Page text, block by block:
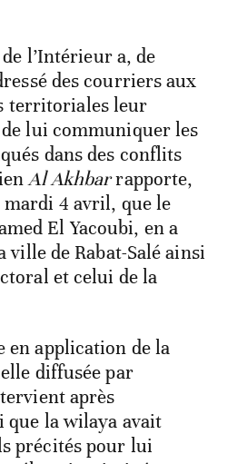
l’Intérieur a, de
des courriers aux
territoriales leur
lui communiquer les
dans des conflits
Al Akhbarrapporte,
4 avril, que le
El Yacoubi, en a
ville de Rabat-Salé ainsi
et celui de la
en application de la
diffusée par
après
que la wilaya avait
précités pour lui